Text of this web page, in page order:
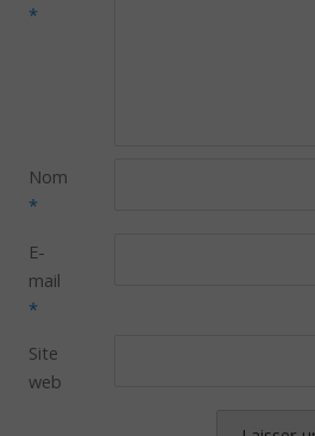
*
Nom
*
E-
mail
*
Site
web